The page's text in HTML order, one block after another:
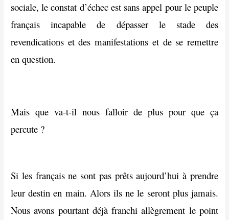
sociale, le constat d’échec est sans appel pour le peuple
français incapable de dépasser le stade des
revendications et des manifestations et de se remettre
en question.
Mais que va-t-il nous falloir de plus pour que ça
percute ?
Si les français ne sont pas prêts aujourd’hui à prendre
leur destin en main. Alors ils ne le seront plus jamais.
Nous avons pourtant déjà franchi allègrement le point